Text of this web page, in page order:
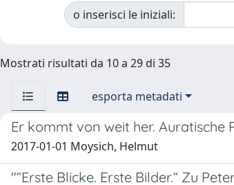
o inserisci le iniziali:
Mostrati risultati da 10 a 29 di 35
esporta metadati
Er kommt von weit her.
2017-01-01 Moysich, Helmut
"“Erste Blicke. Erste Bilder.“ Zu